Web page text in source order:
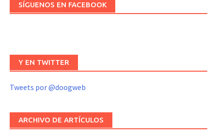
SÍGUENOS EN FACEBOOK
Y EN TWITTER
Tweets por @doogweb
ARCHIVO DE ARTÍCULOS